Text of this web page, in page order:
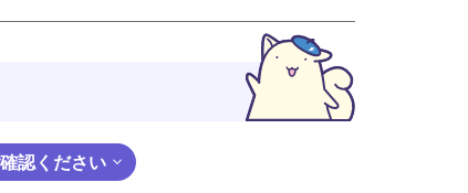
認ください